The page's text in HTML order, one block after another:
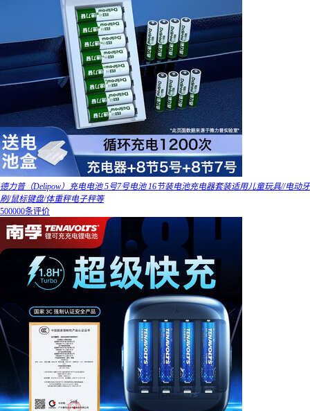
德力普（Delipow）充电电池 5号7号电池 16节装电池充电器套装适用儿童玩具//电动牙
刷/鼠标键盘/体重秤电子秤等
500000条评价